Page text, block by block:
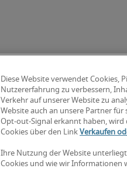
Diese Website verwendet Cookies,
Nutzererfahrung zu verbessern,
Verkehr auf unserer Website zu
Website auch an unsere Partner für
Opt-out-Signal erkannt haben,
Cookies über den Link Verkaufen
Ihre Nutzung der Website
Cookies und wie wir Informationen